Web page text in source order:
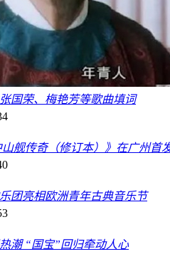
国荣、梅艳芳等歌曲填词
舰传奇（修订本）》在广州首
团亮相欧洲青年古典音乐节
潮 “国宝”回归牵动人心